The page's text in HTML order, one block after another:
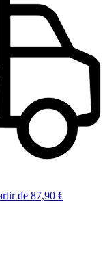
de 87,90 €